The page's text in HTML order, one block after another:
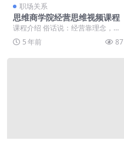
职场关系
思维商学院经营思维视频课程
课程介绍 俗话说：经营靠理念，赚
钱靠管理。经营的本质是客户思
维，以客户为中心来开...
5 年前 87